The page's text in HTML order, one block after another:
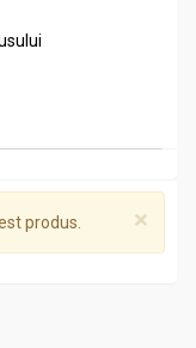
×
produs.